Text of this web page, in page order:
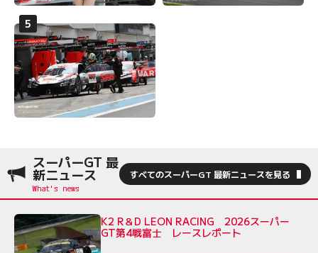
スーパーGT 最
新ニュース すべてのスーパーGT 最新ニュースを見る
K2 R＆D LEON RACING 2026スーパー
GT第4戦富士 レースレポート